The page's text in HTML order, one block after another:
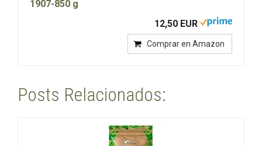
1907-850 g
12,50 EUR
Comprar en Amazon
Posts Relacionados: